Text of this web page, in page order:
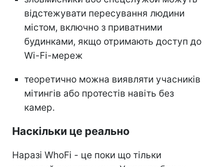
відстежувати пересування людини
містом, включно з приватними
будинками, якщо отримають доступ до
Wi-Fi-мереж
теоретично можна виявляти учасників
мітингів або протестів навіть без
камер.
Наскільки це реально
Наразі WhoFi - це поки що тільки